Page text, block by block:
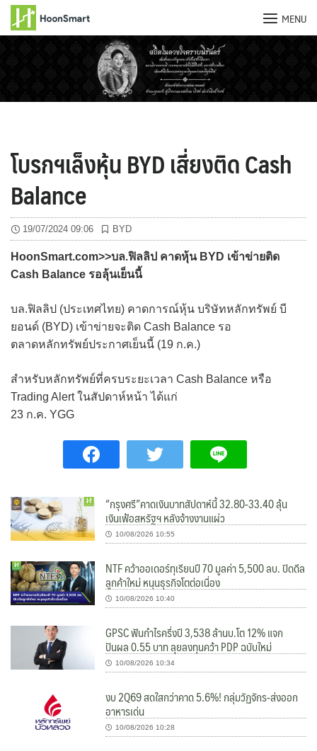
MENU
โบรกฯเล็งหุ้น BYD เสี่ยงติด Cash
Balance
19/07/2024 09:06 BYD
HoonSmart.com>>บล.ฟิลลิป คาดหุ้น BYD เข้าข่ายติด
Cash Balance รอลุ้นเย็นนี้
บล.ฟิลลิป (ประเทศไทย) คาดการณ์หุ้น บริษัทหลักทรัพย์ บี
ยอนด์ (BYD) เข้าข่ายจะติด Cash Balance รอ
ตลาดหลักทรัพย์ประกาศเย็นนี้ (19 ก.ค.)
สำหรับหลักทรัพย์ที่ครบระยะเวลา Cash Balance หรือ
Trading Alert ในสัปดาห์หน้า ได้แก่
23 ก.ค. YGG
“กรุงศรี”คาดเงินบาทสัปดาห์นี้ 32.80-33.40 ลุ้น
เงินเฟ้อสหรัฐฯ หลังจ้างงานแผ่ว
10/08/2026 10:55
NTF คว้าออเดอร์ทุเรียนปี 70 มูลค่า 5,500 ลบ. ปิดดีล
ลูกค้าใหม่ หนุนธุรกิจโตต่อเนื่อง
10/08/2026 10:40
GPSC ฟันกำไรครึ่งปี 3,538 ล้านบ.โต 12% แจก
ปันผล 0.55 บาท ลุยลงทุนคว้า PDP ฉบับใหม่
10/08/2026 10:34
งบ 2Q69 สดใสกว่าคาด 5.6%! กลุ่มวัฏจักร-ส่งออก
อาหารเด่น
10/08/2026 10:28